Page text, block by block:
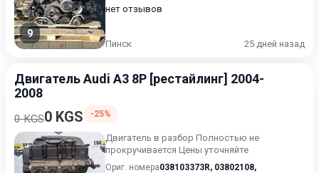
9
нет отзывов
Пинск 25 дней назад
Двигатель Audi A3 8P [рестайлинг] 2004-
2008
0 KGS0 KGS -25%
Двигатель в разбор Полностью не
прокручивается Цены уточняйте
Ориг. номера038103373R, 03802108,